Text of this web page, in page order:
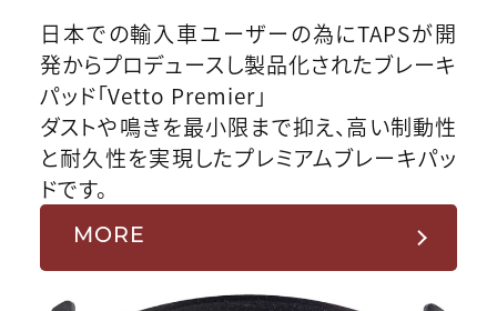
日本での輸入車ユーザーの為にTAPSが開
発からプロデュースし製品化されたブレーキ
パッド「Vetto Premier」
ダストや鳴きを最小限まで抑え、高い制動性
と耐久性を実現したプレミアムブレーキパッ
ドです。
MORE